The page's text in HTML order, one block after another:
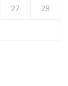
27 28